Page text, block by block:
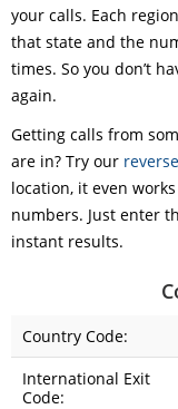
your calls. Each
that state and the
times. So you don’t
again.
Getting calls from
are in? Try our
location, it even
numbers. Just enter
instant results.
Country Code:
International Exit
Code: